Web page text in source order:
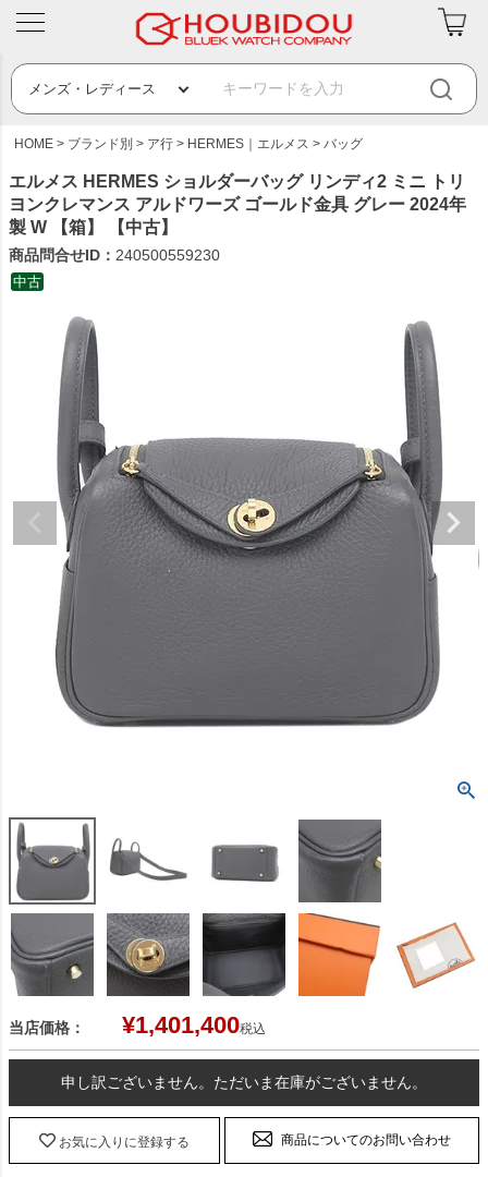
HOME ブランド別 ア行 HERMES｜エルメス バッグ
エルメス HERMES ショルダーバッグ リンディ2 ミニ トリ
ヨンクレマンス アルドワーズ ゴールド金具 グレー 2024年
製 W 【箱】 【中古】
商品問合せID： 240500559230
中古
当店価格： ¥1,401,400税込
申し訳ございません。ただいま在庫がございません。
お気に入りに登録する 商品についてのお問い合わせ